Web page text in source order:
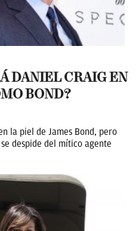
DANIEL CRAIG EN
BOND?
la piel de James Bond, pero
despide del mítico agente